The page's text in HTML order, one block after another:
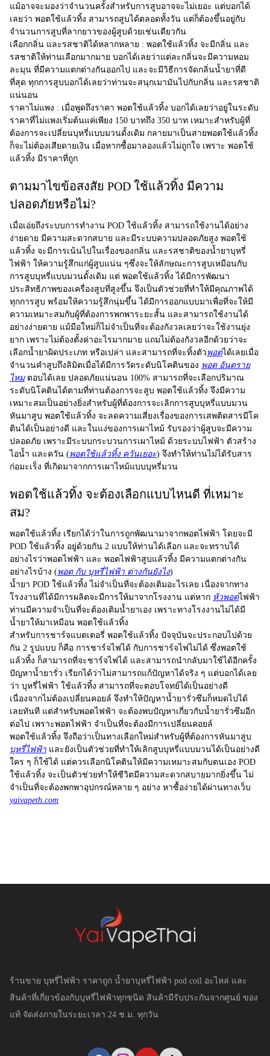
แม้อาจจะมองว่าจำนวนครั้งสำหรับการสูบอาจจะไม่เยอะ แต่บอกได้
เลยว่า พอตใช้แล้วทิ้ง สามารถสูบได้ตลอดทั้งวัน แต่ก็ต้องขึ้นอยู่กับ
จำนวนการสูบที่ลากยาวของผู้สูบด้วยเช่นเดียวกัน
เลือกกลิ่น และรสชาติได้หลากหลาย : พอตใช้แล้วทิ้ง จะมีกลิ่น และ
รสชาติให้ท่านเลือกมากมาย บอกได้เลยว่าแต่ละกลิ่นจะมีความหอม
ละมุน ที่มีความแตกต่างกันออกไป และจะมีวิธีการจัดกลิ่นน้ำยาที่ดี
ที่สุด ทุกการสูบบอกได้เลยว่าท่านจะสนุกเมามันไปกับกลิ่น และรสชาติ
แน่นอน
ราคาไม่แพง : เมื่อพูดถึงราคา พอตใช้แล้วทิ้ง บอกได้เลยว่าอยู่ในระดับ
ราคาที่ไม่แพงเริ่มต้นแค่เพียง 150 บาทถึง 350 บาท เหมาะสำหรับผู้ที่
ต้องการจะเปลี่ยนบุหรี่แบบมวนดั้งเดิม กลายมาเป็นสายพอตใช้แล้วทิ้ง
ก็จะไม่ต้องเสียดายเงิน เมื่อหากซื้อมาลองแล้วไม่ถูกใจ เพราะ พอตใช้
แล้วทิ้ง มีราคาที่ถูก
ตามมาไขข้อสงสัย POD ใช้แล้วทิ้ง มีความ
ปลอดภัยหรือไม่?
เมื่อเอ่ยถึงระบบการทำงาน POD ใช้แล้วทิ้ง สามารถใช้งานได้อย่าง
ง่ายดาย มีความสะดวกสบาย และมีระบบความปลอดภัยสูง พอตใช้
แล้วทิ้ง จะมีการเน้นไปในเรื่องของกลิ่น และรสชาติของน้ำยาบุหรี่
ไฟฟ้า ให้ความรู้สึกแก่ผู้สูบแน่น ๆซึ่งจะให้ลักษณะการสูบเหมือนกับ
การสูบบุหรี่แบบมวนดั้งเดิม แต่ พอตใช้แล้วทิ้ง ได้มีการพัฒนา
ประสิทธิภาพของเครื่องสูบที่สูงขึ้น จึงเป็นตัวช่วยที่ทำให้มีคุณภาพได้
ทุกการสูบ พร้อมให้ความรู้สึกนุ่มขึ้น ได้มีการออกแบบมาเพื่อที่จะให้มี
ความเหมาะสมกับผู้ที่ต้องการพกพาระยะสั้น และสามารถใช้งานได้
อย่างง่ายดาย แม้มือใหม่ก็ไม่จำเป็นที่จะต้องกังวลเลยว่าจะใช้งานยุ่ง
ยาก เพราะไม่ต้องตั้งค่าอะไรมากมาย แถมไม่ต้องกังวลอีกด้วยว่าจะ
เลือกน้ำยาผิดประเภท หรือเปล่า และสามารถที่จะทิ้งตัว พอตได้เลยเมื่อ
จำนวนคำสูบถึงลิมิตเมื่อได้มีการวัดระดับนิโคตินของ พอต อันตราย
ไหม ตอบได้เลย ปลอดภัยแน่นอน 100% สามารถที่จะเลือกปริมาณ
ระดับนิโคตินได้ตามที่ท่านต้องการจะสูบ พอตใช้แล้วทิ้ง จึงมีความ
เหมาะสมเป็นอย่างยิ่งสำหรับผู้ที่ต้องการจะเลิกการสูบบุหรี่แบบมวน
หันมาสูบ พอตใช้แล้วทิ้ง จะลดความเสี่ยงเรื่องของการเสพติดสารมีโค
ตินได้เป็นอย่างดี และในแง่ของการเผาไหม้ รับรองว่าผู้สูบจะมีความ
ปลอดภัย เพราะมีระบบกระบวนการเผาไหม้ ด้วยระบบไฟฟ้า ตัวสร้าง
ไอน้ำ และควัน (พอตใช้แล้วทิ้ง ควันเยอะ) จึงทำให้ท่านไม่ได้รับสาร
ก่อมะเร็ง ที่เกิดมาจากการเผาไหม้แบบบุหรี่มวน
พอตใช้แล้วทิ้ง จะต้องเลือกแบบไหนดี ที่เหมาะ
สม?
พอตใช้แล้วทิ้ง เรียกได้ว่าในการถูกพัฒนามาจากพอตไฟฟ้า โดยจะมี
POD ใช้แล้วทิ้ง อยู่ด้วยกัน 2 แบบให้ท่านได้เลือก และจะทราบได้
อย่างไรว่าพอตไฟฟ้า และ พอตไฟฟ้าสูบแล้วทิ้ง มีความแตกต่างกัน
อย่างไรบ้าง (พอต กับ บุหรี่ไฟฟ้า ต่างกันยังไง)
น้ำยา POD ใช้แล้วทิ้ง ไม่จำเป็นที่จะต้องเติมอะไรเลย เนื่องจากทาง
โรงงานที่ได้มีการผลิตจะมีการให้มาจากโรงงาน แต่หาก หัวพอตไฟฟ้า
ท่านมีความจำเป็นที่จะต้องเติมน้ำยาเอง เพราะทางโรงงานไม่ได้มี
น้ำยาให้มาเหมือน พอตใช้แล้วทิ้ง
สำหรับการชาร์จแบตเตอรี่ พอตใช้แล้วทิ้ง ปัจจุบันจะประกอบไปด้วย
กัน 2 รูปแบบ ก็คือ การชาร์จไฟได้ กับการชาร์จไฟไม่ได้ ซึ่งพอตใช้
แล้วทิ้ง ก็สามารถที่จะชาร์จไฟได้ และสามารถนำกลับมาใช้ได้อีกครั้ง
ปัญหาน้ำยารั่ว เรียกได้ว่าไม่สามารถแก้ปัญหาได้จริง ๆ แต่บอกได้เลย
ว่า บุหรี่ไฟฟ้า ใช้แล้วทิ้ง สามารถที่จะตอบโจทย์ได้เป็นอย่างดี
เนื่องจากไม่ต้องเปลี่ยนคอยล์ จึงทำให้ปัญหาน้ำยารั่วซึมก็หมดไปได้
เลยทันที แต่สำหรับพอตไฟฟ้า จะต้องพบปัญหาเกี่ยวกับน้ำยารั่วซึมอีก
ต่อไป เพราะพอตไฟฟ้า จำเป็นที่จะต้องมีการเปลี่ยนคอยล์
พอตใช้แล้วทิ้ง จึงถือว่าเป็นทางเลือกใหม่สำหรับผู้ที่ต้องการหันมาสูบ
บุหรี่ไฟฟ้า และยังเป็นตัวช่วยที่ทำให้เลิกสูบบุหรี่แบบมวนได้เป็นอย่างดี
ใคร ๆ ก็ใช้ได้ แต่ควรเลือกนิโคตินให้มีความเหมาะสมกับตนเอง POD
ใช้แล้วทิ้ง จะเป็นตัวช่วยทำให้ชีวิตมีความสะดวกสบายมากยิ่งขึ้น ไม่
จำเป็นที่จะต้องพกพาอุปกรณ์หลาย ๆ อย่าง หาซื้อง่ายได้ผ่านทางเว็บ
yaivapeth.com
ร้านขาย บุหรี่ไฟฟ้า ราคาถูก น้ำยาบุหรี่ไฟฟ้า pod coil อะไหล่ และ
สินค้าที่เกี่ยวข้องกับบุหรี่ไฟฟ้าทุกชนิด สินค้ามีรับประกันจากศูนย์ ของ
แท้ จัดส่งภายในระยะเวลา 24 ช.ม. ทุกวัน